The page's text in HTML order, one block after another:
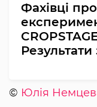
Фахівці
© Юлія